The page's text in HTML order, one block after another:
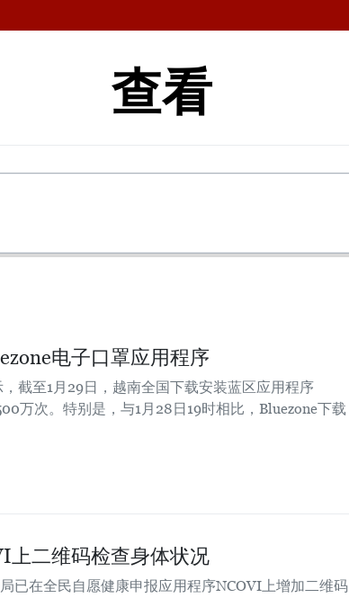
查看
电子口罩应用程序
截至1月29日，越南全国下载安装蓝区应用程序
万次。特别是，与1月28日19时相比，Bluezone下载
上二维码检查身体状况
已在全民自愿健康申报应用程序NCOVI上增加二维码